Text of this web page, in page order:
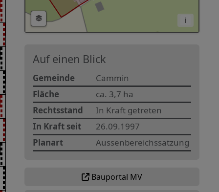
i
Auf einen Blick
Gemeinde
Cammin
Fläche
ca. 3,7 ha
Rechtsstand
In Kraft getreten
In Kraft seit
26.09.1997
Planart
Aussenbereichssatzung
Bauportal MV